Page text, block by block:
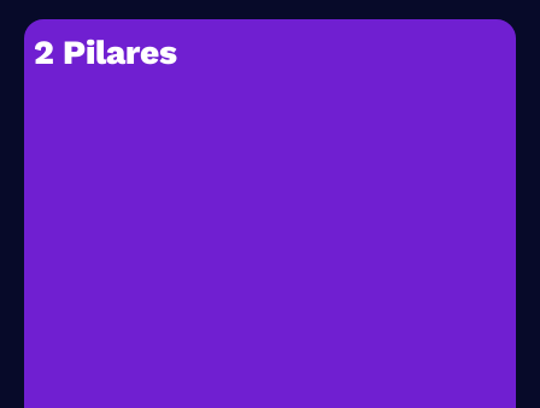
2 Pilares